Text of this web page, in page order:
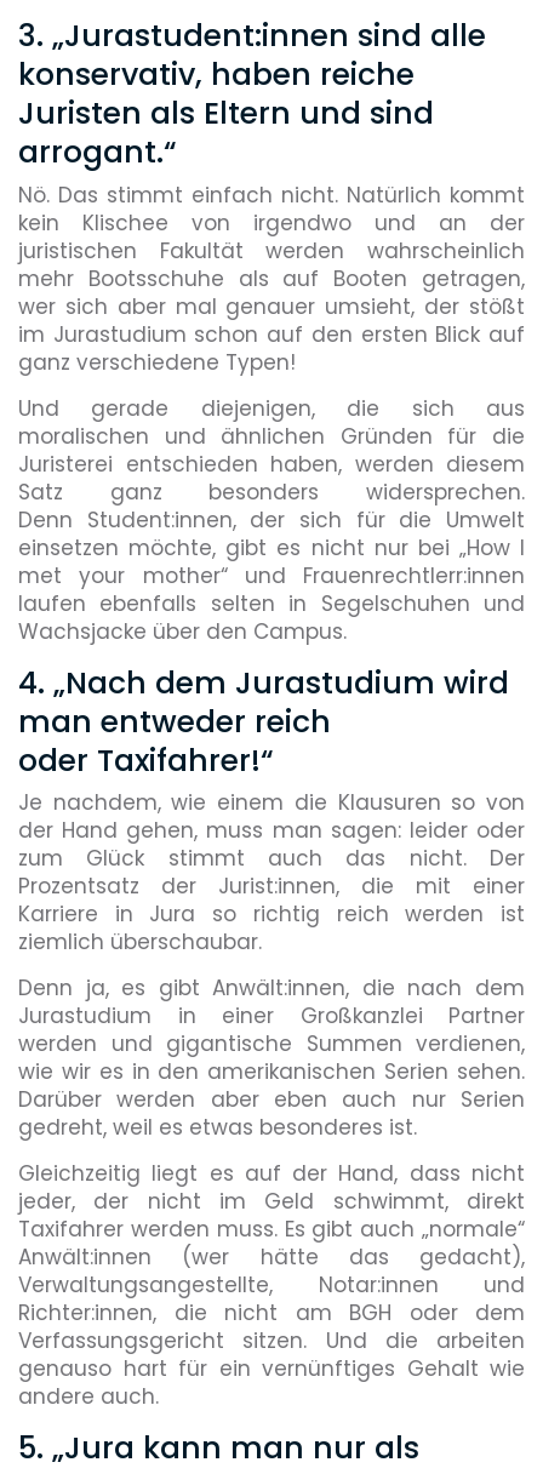
3. „Jurastudent:innen sind alle
konservativ, haben reiche
Juristen als Eltern und sind
arrogant.“
Nö. Das stimmt einfach nicht. Natürlich kommt
kein Klischee von irgendwo und an der
juristischen Fakultät werden wahrscheinlich
mehr Bootsschuhe als auf Booten getragen,
wer sich aber mal genauer umsieht, der stößt
im Jurastudium schon auf den ersten Blick auf
ganz verschiedene Typen!
Und gerade diejenigen, die sich aus
moralischen und ähnlichen Gründen für die
Juristerei entschieden haben, werden diesem
Satz ganz besonders widersprechen.
Denn Student:innen, der sich für die Umwelt
einsetzen möchte, gibt es nicht nur bei „How I
met your mother“ und Frauenrechtlerr:innen
laufen ebenfalls selten in Segelschuhen und
Wachsjacke über den Campus.
4. „Nach dem Jurastudium wird
man entweder reich
oder Taxifahrer!“
Je nachdem, wie einem die Klausuren so von
der Hand gehen, muss man sagen: leider oder
zum Glück stimmt auch das nicht. Der
Prozentsatz der Jurist:innen, die mit einer
Karriere in Jura so richtig reich werden ist
ziemlich überschaubar.
Denn ja, es gibt Anwält:innen, die nach dem
Jurastudium in einer Großkanzlei Partner
werden und gigantische Summen verdienen,
wie wir es in den amerikanischen Serien sehen.
Darüber werden aber eben auch nur Serien
gedreht, weil es etwas besonderes ist.
Gleichzeitig liegt es auf der Hand, dass nicht
jeder, der nicht im Geld schwimmt, direkt
Taxifahrer werden muss. Es gibt auch „normale“
Anwält:innen (wer hätte das gedacht),
Verwaltungsangestellte, Notar:innen und
Richter:innen, die nicht am BGH oder dem
Verfassungsgericht sitzen. Und die arbeiten
genauso hart für ein vernünftiges Gehalt wie
andere auch.
5. „Jura kann man nur als